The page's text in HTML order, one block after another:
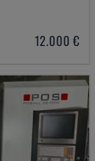
12.000 €